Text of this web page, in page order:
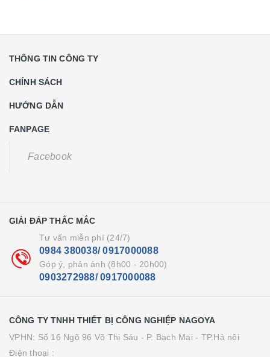
THÔNG TIN CÔNG TY
CHÍNH SÁCH
HƯỚNG DẪN
FANPAGE
Facebook
GIẢI ĐÁP THẮC MẮC
Tư vấn miễn phí (24/7)
0984 380038/ 0917000088
Góp ý, phản ánh (8h00 - 20h00)
0903272988/ 0917000088
CÔNG TY TNHH THIẾT BỊ CÔNG NGHIỆP NAGOYA
VPHN: Số 16 Ngõ 96 Võ Thị Sáu - P. Bạch Mai - TP.Hà nội
Điện thoại :